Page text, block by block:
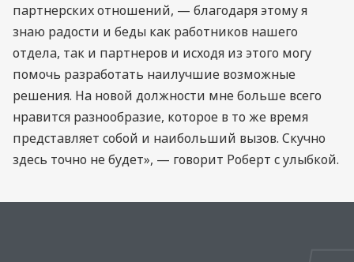
партнерских отношений, — благодаря этому я
знаю радости и беды как работников нашего
отдела, так и партнеров и исходя из этого могу
помочь разработать наилучшие возможные
решения. На новой должности мне больше всего
нравится разнообразие, которое в то же время
представляет собой и наибольший вызов. Скучно
здесь точно не будет», — говорит Роберт с улыбкой.